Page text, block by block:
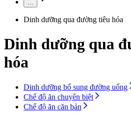
...
Dinh dưỡng qua đường tiêu hóa
Dinh dưỡng qua
hóa
Dinh dưỡng bổ sung đường uống
Chế độ ăn chuyên biệt
Chế độ ăn căn bản